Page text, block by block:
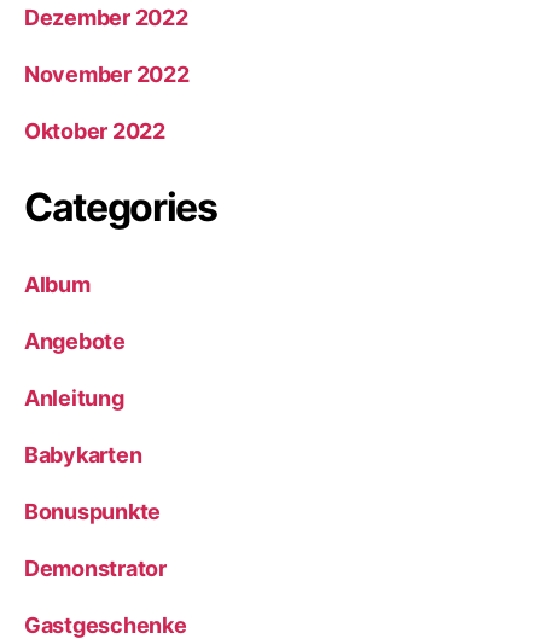
Dezember 2022
November 2022
Oktober 2022
Categories
Album
Angebote
Anleitung
Babykarten
Bonuspunkte
Demonstrator
Gastgeschenke